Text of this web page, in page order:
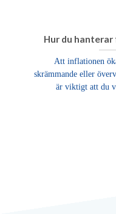
Hur du
Att inflationen
skrämmande eller
är viktigt att du